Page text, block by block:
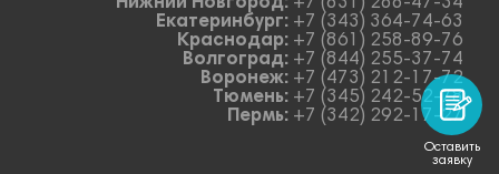
Нижний Новгород: +7 (831) 288-47-34
Екатеринбург: +7 (343) 364-74-63
Краснодар: +7 (861) 258-89-76
Волгоград: +7 (844) 255-37-74
Воронеж: +7 (473) 212-17-72
Тюмень: +7 (345) 242-52-78
Пермь: +7 (342) 292-17-27
Оставить
заявку